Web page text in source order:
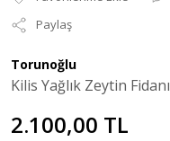
Paylaş
Torunoğlu
Kilis Yağlık Zeytin Fidanı
2.100,00 TL